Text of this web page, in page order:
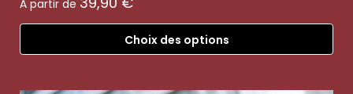
À partir de
Choix des options